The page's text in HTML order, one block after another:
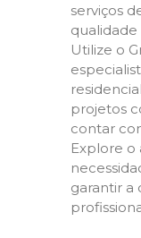
serviços
Utilize o
projetos
contar
Explore o
garantir a